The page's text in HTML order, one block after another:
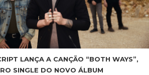
LANÇA A CANÇÃO “BOTH WAYS”,
SINGLE DO NOVO ÁLBUM